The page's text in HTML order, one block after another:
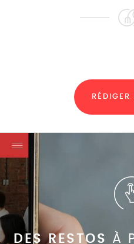
DES RESTOS À